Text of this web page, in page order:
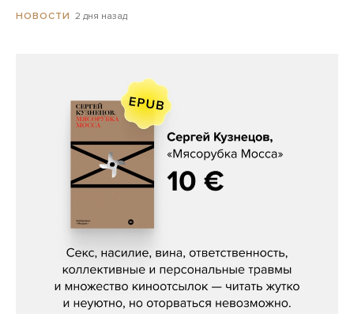
НОВОСТИ 2 дня назад
Сергей Кузнецов, «Мясорубка